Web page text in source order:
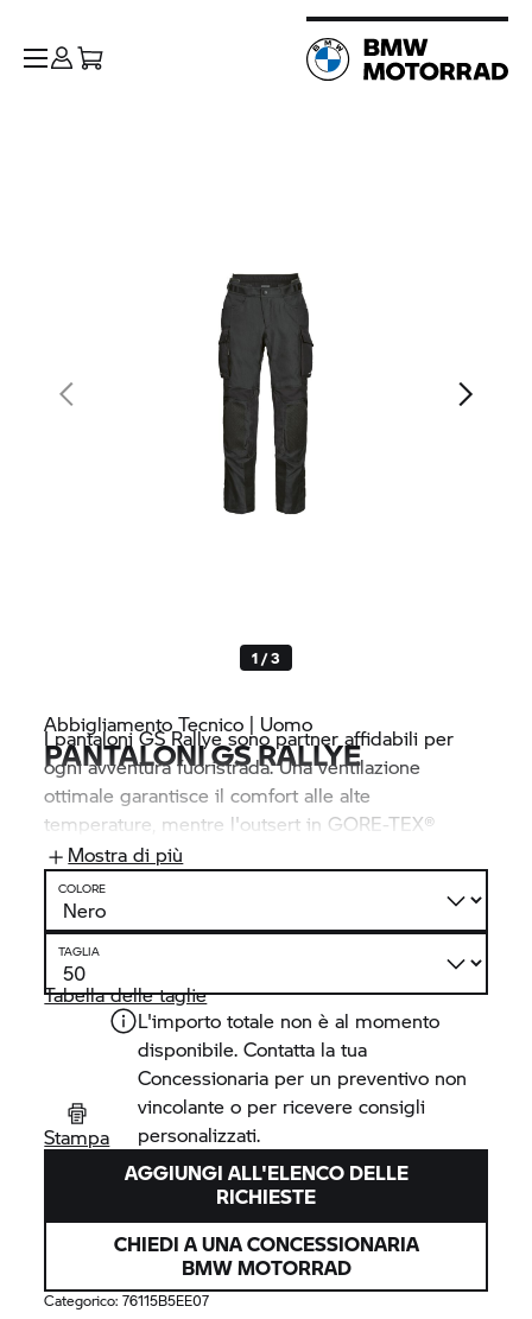
1 / 3
Abbigliamento Tecnico | Uomo
PANTALONI GS RALLYE
I pantaloni GS Rallye sono partner affidabili per
ogni avventura fuoristrada. Una ventilazione
ottimale garantisce il comfort alle alte
temperature, mentre l'outsert in GORE-TEX®
opzionale ti mantiene asciutto anche quando
piove. I pantaloni combinano funzionalità e libertà
di movimento e offrono dettagli sofisticati per i
viaggi impegnativi.
Mostra di più
COLORE
TAGLIA
Tabella delle taglie
Stampa
L'importo totale non è al momento
disponibile. Contatta la tua
Concessionaria per un preventivo non
vincolante o per ricevere consigli
personalizzati.
AGGIUNGI ALL'ELENCO DELLE
RICHIESTE
CHIEDI A UNA CONCESSIONARIA
BMW MOTORRAD
Categorico:76115B5EE07